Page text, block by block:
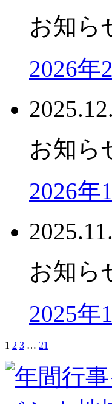
お知ら
2026年
お知ら
2026年
お知ら
2025年
1 2 3 … 21